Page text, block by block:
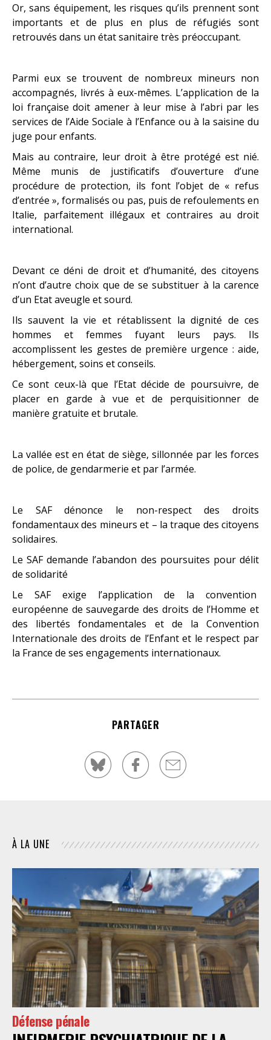
Or, sans équipement, les risques qu’ils prennent sont
importants et de plus en plus de réfugiés sont
retrouvés dans un état sanitaire très préoccupant.
Parmi eux se trouvent de nombreux mineurs non
accompagnés, livrés à eux-mêmes. L’application de la
loi française doit amener à leur mise à l’abri par les
services de l’Aide Sociale à l’Enfance ou à la saisine du
juge pour enfants.
Mais au contraire, leur droit à être protégé est nié.
Même munis de justificatifs d’ouverture d’une
procédure de protection, ils font l’objet de « refus
d’entrée », formalisés ou pas, puis de refoulements en
Italie, parfaitement illégaux et contraires au droit
international.
Devant ce déni de droit et d’humanité, des citoyens
n’ont d’autre choix que de se substituer à la carence
d’un Etat aveugle et sourd.
Ils sauvent la vie et rétablissent la dignité de ces
hommes et femmes fuyant leurs pays. Ils
accomplissent les gestes de première urgence : aide,
hébergement, soins et conseils.
Ce sont ceux-là que l’Etat décide de poursuivre, de
placer en garde à vue et de perquisitionner de
manière gratuite et brutale.
La vallée est en état de siège, sillonnée par les forces
de police, de gendarmerie et par l’armée.
Le SAF dénonce le non-respect des droits
fondamentaux des mineurs et – la traque des citoyens
solidaires.
Le SAF demande l’abandon des poursuites pour délit
de solidarité
Le SAF exige l’application de la convention
européenne de sauvegarde des droits de l’Homme et
des libertés fondamentales et de la Convention
Internationale des droits de l’Enfant et le respect par
la France de ses engagements internationaux.
PARTAGER
À LA UNE
Défense pénale